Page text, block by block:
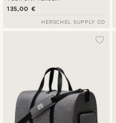
135,00 €
HERSCHEL SUPPLY CO